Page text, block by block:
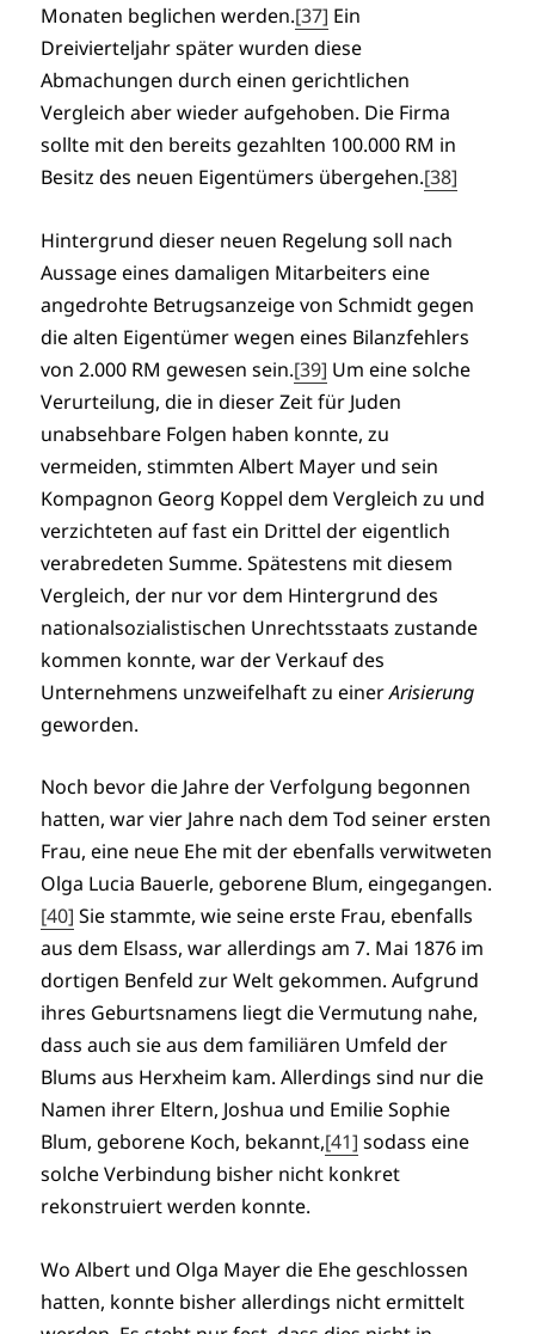
Monaten beglichen werden.[37] Ein
Dreivierteljahr später wurden diese
Abmachungen durch einen gerichtlichen
Vergleich aber wieder aufgehoben. Die Firma
sollte mit den bereits gezahlten 100.000 RM in
Besitz des neuen Eigentümers übergehen.[38]
Hintergrund dieser neuen Regelung soll nach
Aussage eines damaligen Mitarbeiters eine
angedrohte Betrugsanzeige von Schmidt gegen
die alten Eigentümer wegen eines Bilanzfehlers
von 2.000 RM gewesen sein.[39] Um eine solche
Verurteilung, die in dieser Zeit für Juden
unabsehbare Folgen haben konnte, zu
vermeiden, stimmten Albert Mayer und sein
Kompagnon Georg Koppel dem Vergleich zu und
verzichteten auf fast ein Drittel der eigentlich
verabredeten Summe. Spätestens mit diesem
Vergleich, der nur vor dem Hintergrund des
nationalsozialistischen Unrechtsstaats zustande
kommen konnte, war der Verkauf des
Unternehmens unzweifelhaft zu einerArisierung
geworden.
Noch bevor die Jahre der Verfolgung begonnen
hatten, war vier Jahre nach dem Tod seiner ersten
Frau, eine neue Ehe mit der ebenfalls verwitweten
Olga Lucia Bauerle, geborene Blum, eingegangen.
[40] Sie stammte, wie seine erste Frau, ebenfalls
aus dem Elsass, war allerdings am 7. Mai 1876 im
dortigen Benfeld zur Welt gekommen. Aufgrund
ihres Geburtsnamens liegt die Vermutung nahe,
dass auch sie aus dem familiären Umfeld der
Blums aus Herxheim kam. Allerdings sind nur die
Namen ihrer Eltern, Joshua und Emilie Sophie
Blum, geborene Koch, bekannt,[41] sodass eine
solche Verbindung bisher nicht konkret
rekonstruiert werden konnte.
Wo Albert und Olga Mayer die Ehe geschlossen
hatten, konnte bisher allerdings nicht ermittelt